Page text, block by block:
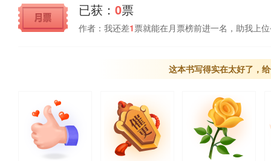
已获： 0票
作者：我还差1票就能在月票榜前进一名，助我上
这本书写得实在太好了，